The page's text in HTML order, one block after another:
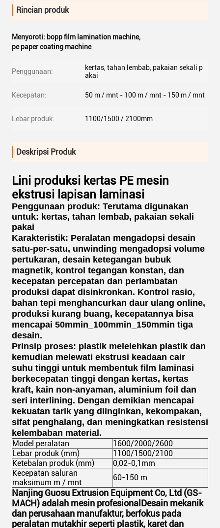
Rincian produk
Menyoroti: bopp film lamination machine,
pe paper coating machine
Penggunaan:
kertas, tahan lembab, pakaian sekali p
akai
Kecepatan: 50 m / mnt - 100 m / mnt - 150 m / mnt
Lebar produk: 1100/1500 / 2100mm
Deskripsi Produk
Lini produksi kertas PE mesin
ekstrusi lapisan laminasi
Penggunaan produk: Terutama digunakan
untuk: kertas, tahan lembab, pakaian sekali
pakai
Karakteristik: Peralatan mengadopsi desain
satu-per-satu, unwinding mengadopsi volume
pertukaran, desain ketegangan bubuk
magnetik, kontrol tegangan konstan, dan
kecepatan percepatan dan perlambatan
produksi dapat disinkronkan. Kontrol rasio,
bahan tepi menghancurkan daur ulang online,
produksi kurang buang, kecepatannya bisa
mencapai 50mmin_100mmin_150mmin tiga
desain.
Prinsip proses: plastik melelehkan plastik dan
kemudian melewati ekstrusi keadaan cair
suhu tinggi untuk membentuk film laminasi
berkecepatan tinggi dengan kertas, kertas
kraft, kain non-anyaman, aluminium foil dan
seri interlining. Dengan demikian mencapai
kekuatan tarik yang diinginkan, kekompakan,
sifat penghalang, dan meningkatkan resistensi
kelembaban material.
Model peralatan
1600/2000/2600
Lebar produk (mm)
1100/1500/2100
Ketebalan produk (mm)
0,02-0,1mm
Kecepatan saluran
maksimum m / mnt
60-150 m
Nanjing Guosu Extrusion Equipment Co, Ltd (GS-
MACH) adalah mesin profesionalDesain mekanik
dan perusahaan manufaktur, berfokus pada
peralatan mutakhir seperti plastik, karet dan